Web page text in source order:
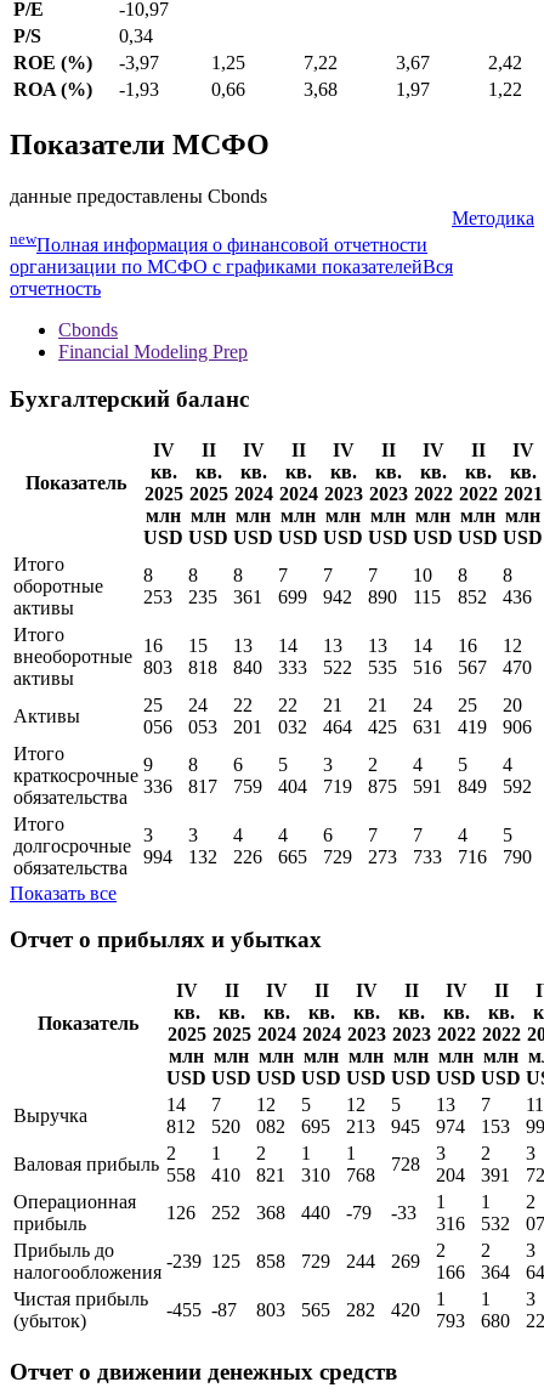
P/E
-10,97
P/S
0,34
ROE (%)
-3,97 1,25 7,22 3,67
2,42
ROA (%)
-1,93 0,66 3,68 1,97 1,22
Показатели МСФО
данные предоставлены Cbonds
Методика
newПолная информация о финансовой отчетности
организации по МСФО с графиками показателейВся
отчетность
Cbonds
Financial Modeling Prep
Бухгалтерский баланс
Показатель
IV
кв.
2025
млн
USD
II
кв.
2025
млн
USD
IV
кв.
2024
млн
USD
II
кв.
2024
млн
USD
IV
кв.
2023
млн
USD
II
кв.
2023
млн
USD
IV
кв.
2022
млн
USD
II
кв.
2022
млн
USD
IV
кв.
2021
млн
USD
Итого
оборотные
активы
8
253
8
235
8
361
7
699
7
942
7
890
10
115
8
852
8
436
Итого
внеоборотные
активы
16
803
15
818
13
840
14
333
13
522
13
535
14
516
16
567
12
470
Активы
25
056
24
053
22
201
22
032
21
464
21
425
24
631
25
419
20
906
Итого
краткосрочные
обязательства
9
336
8
817
6
759
5
404
3
719
2
875
4
591
5
849
4
592
Итого
долгосрочные
обязательства
3
994
3
132
4
226
4
665
6
729
7
273
7
733
4
716
5
790
Показать все
Отчет о прибылях и убытках
Показатель
IV
кв.
2025
млн
USD
II
кв.
2025
млн
USD
IV
кв.
2024
млн
USD
II
кв.
2024
млн
USD
IV
кв.
2023
млн
USD
II
кв.
2023
млн
USD
IV
кв.
2022
млн
USD
II
кв.
2022
млн
USD
Выручка
14
812
7
520
12
082
5
695
12
213
5
945
13
974
7
153
11
Валовая прибыль
2
558
1
410
2
821
1
310
1
768
728
3
204
2
391
3
Операционная
прибыль
126 252 368 440 -79 -33
1
316
1
532
2
Прибыль до
налогообложения
-239 125 858 729 244 269
2
166
2
364
3
Чистая прибыль
(убыток)
-455 -87 803 565 282 420
1
793
1
680
3
Отчет о движении денежных средств